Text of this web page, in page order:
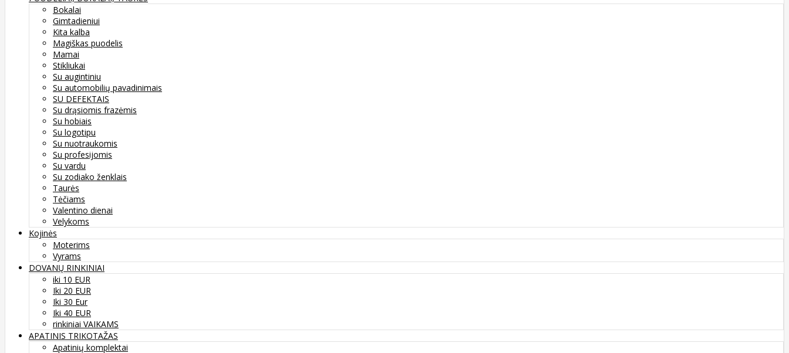
Bokalai
Gimtadieniui
Kita kalba
Magiškas puodelis
Mamai
Stikliukai
Su augintiniu
Su automobilių pavadinimais
SU DEFEKTAIS
Su drąsiomis frazėmis
Su hobiais
Su logotipu
Su nuotraukomis
Su profesijomis
Su vardu
Su zodiako ženklais
Taurės
Tėčiams
Valentino dienai
Velykoms
Kojinės
Moterims
Vyrams
DOVANŲ RINKINIAI
iki 10 EUR
Iki 20 EUR
Iki 30 Eur
Iki 40 EUR
rinkiniai VAIKAMS
APATINIS TRIKOTAŽAS
Apatinių komplektai